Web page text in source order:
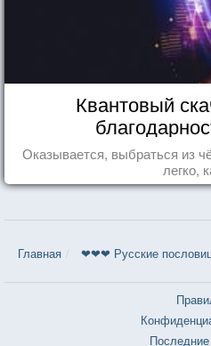
Квантовый
Оказывается, выбраться из
легко,
Главная ❤❤❤ Русские